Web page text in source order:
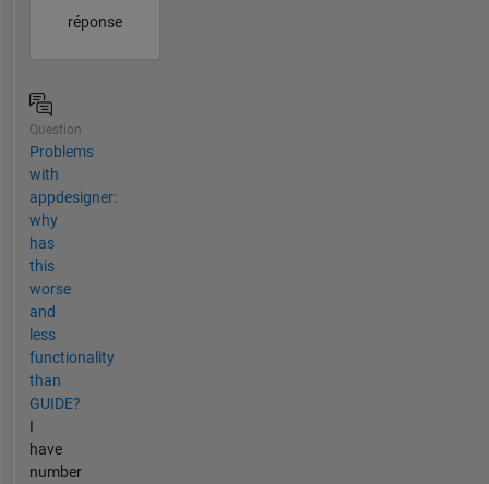
réponse
Question
Problems
with
appdesigner:
why
has
this
worse
and
less
functionality
than
GUIDE?
I
have
number